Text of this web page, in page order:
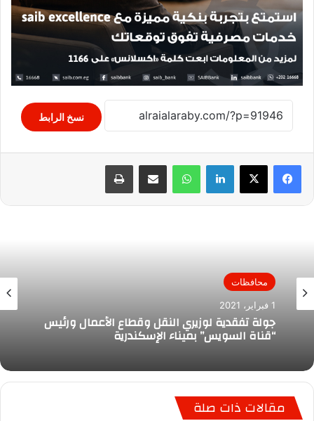
نسخ الرابط
لينكدإن واتساب مشاركة عبر البريد طباعة
محافظات
1 فبراير، 2021
جولة تفقدية لوزيري النقل وقطاع الأعمال ورئيس
“قناة السويس” بميناء الإسكندرية
مقالات ذات صلة